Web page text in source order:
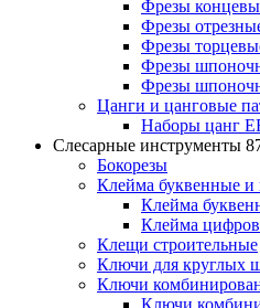
Фрезы
Фрезы
Фрезы
Фрезы
Фрезы
Цанги и цанговые
Наборы цанг
Слесарные инструменты
Бокорезы
Клейма буквенные
Клейма
Клейма
Клещи строительные
Ключи для круглых
Ключи
Ключи